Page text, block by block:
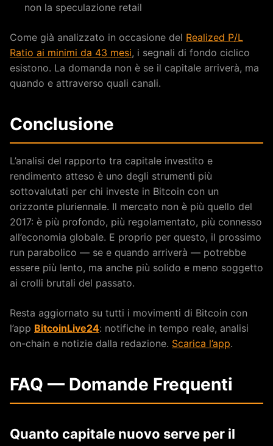
non la speculazione retail
Come già analizzato in occasione del Realized P/L
Ratio ai minimi da 43 mesi, i segnali di fondo ciclico
esistono. La domanda non è se il capitale arriverà, ma
quando e attraverso quali canali.
Conclusione
L’analisi del rapporto tra capitale investito e
rendimento atteso è uno degli strumenti più
sottovalutati per chi investe in Bitcoin con un
orizzonte pluriennale. Il mercato non è più quello del
2017: è più profondo, più regolamentato, più connesso
all’economia globale. E proprio per questo, il prossimo
run parabolico — se e quando arriverà — potrebbe
essere più lento, ma anche più solido e meno soggetto
ai crolli brutali del passato.
Resta aggiornato su tutti i movimenti di Bitcoin con
l’app BitcoinLive24: notifiche in tempo reale, analisi
on-chain e notizie dalla redazione. Scarica l’app.
FAQ — Domande Frequenti
Quanto capitale nuovo serve per il